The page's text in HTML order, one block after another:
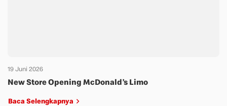
19 Juni 2026
New Store Opening McDonald’s Limo
Baca Selengkapnya